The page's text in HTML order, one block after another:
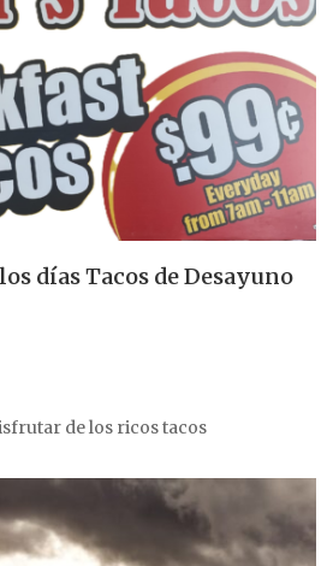
días Tacos de Desayuno
de los ricos tacos